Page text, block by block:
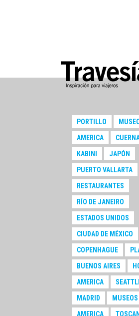
PORTILLO
AMERICA
KABINI
JAPÓN
PUERTO VALLARTA
RESTAURANTES
RÍO DE JANEIRO
ESTADOS UNIDOS
CIUDAD DE MÉXICO
COPENHAGUE
BUENOS AIRES
AMERICA
MADRID
MUSEOS
AMERICA